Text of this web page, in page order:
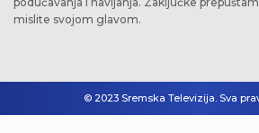
mislite svojom glavom.
© 2023 Sremska Televizija. Sva